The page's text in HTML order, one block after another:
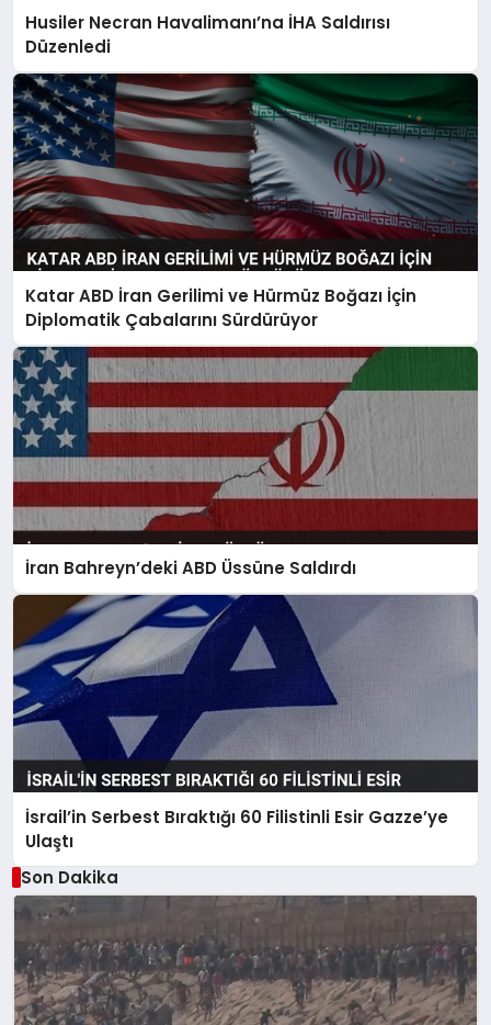
Husiler Necran Havalimanı’na İHA Saldırısı
Düzenledi
Katar ABD İran Gerilimi ve Hürmüz Boğazı İçin
Diplomatik Çabalarını Sürdürüyor
İran Bahreyn’deki ABD Üssüne Saldırdı
İsrail’in Serbest Bıraktığı 60 Filistinli Esir Gazze’ye
Ulaştı
Son Dakika